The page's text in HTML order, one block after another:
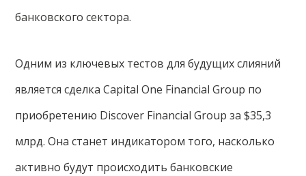
банковского сектора.
Одним из ключевых тестов для будущих слияний
является сделка Capital One Financial Group по
приобретению Discover Financial Group за $35,3
млрд. Она станет индикатором того, насколько
активно будут происходить банковские